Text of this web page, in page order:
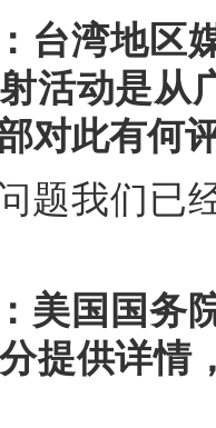
台湾地区
活动是从
对此有何
题我们已
美国国务
提供详情